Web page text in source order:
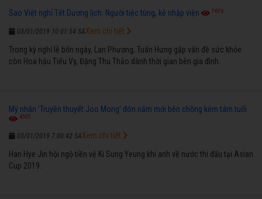
Sao Việt nghỉ Tết Dương lịch: Người tiệc tùng, kẻ nhập viện 7676
03/01/2019 10:01:54 SA
Trong kỳ nghỉ lễ bốn ngày, Lan Phương, Tuấn Hưng gặp vấn đề sức khỏe
còn Hoa hậu Tiểu Vy, Đặng Thu Thảo dành thời gian bên gia đình.
Xem chi tiết
Mỹ nhân 'Truyền thuyết Joo Mong' đón năm mới bên chồng kém tám tuổi
4505
03/01/2019 7:00:42 SA
Han Hye Jin hội ngộ tiền vệ Ki Sung Yeung khi anh về nước thi đấu tại Asian
Cup 2019.
Xem chi tiết